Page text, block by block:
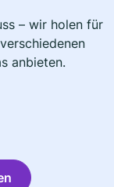
– wir holen für
anbieten.